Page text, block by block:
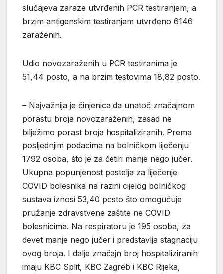
slučajeva zaraze utvrđenih PCR testiranjem, a
brzim antigenskim testiranjem utvrđeno 6146
zaraženih.
Udio novozaraženih u PCR testiranima je
51,44 posto, a na brzim testovima 18,82 posto.
– Najvažnija je činjenica da unatoč značajnom
porastu broja novozaraženih, zasad ne
bilježimo porast broja hospitaliziranih. Prema
posljednjim podacima na bolničkom liječenju
1792 osoba, što je za četiri manje nego jučer.
Ukupna popunjenost postelja za liječenje
COVID bolesnika na razini cijelog bolničkog
sustava iznosi 53,40 posto što omogućuje
pružanje zdravstvene zaštite ne COVID
bolesnicima. Na respiratoru je 195 osoba, za
devet manje nego jučer i predstavlja stagnaciju
ovog broja. I dalje značajn broj hospitaliziranih
imaju KBC Split, KBC Zagreb i KBC Rijeka,